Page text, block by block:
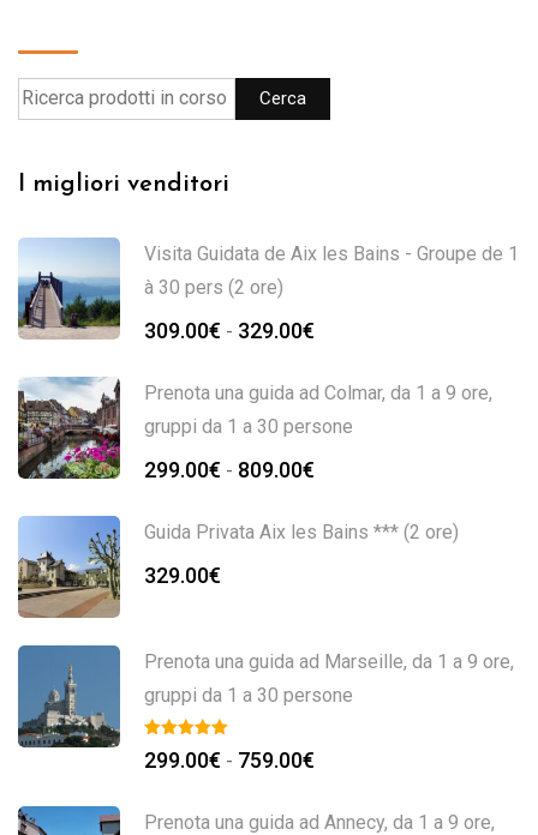
Cerca
I migliori venditori
Visita Guidata de Aix les Bains - Groupe de 1
à 30 pers (2 ore)
309.00€ - 329.00€
Prenota una guida ad Colmar, da 1 a 9 ore,
gruppi da 1 a 30 persone
299.00€ - 809.00€
Guida Privata Aix les Bains *** (2 ore)
329.00€
Prenota una guida ad Marseille, da 1 a 9 ore,
gruppi da 1 a 30 persone
299.00€ - 759.00€
Prenota una guida ad Annecy, da 1 a 9 ore,